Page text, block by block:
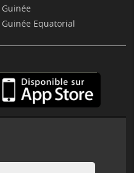
Guinée
Guinée Equatorial